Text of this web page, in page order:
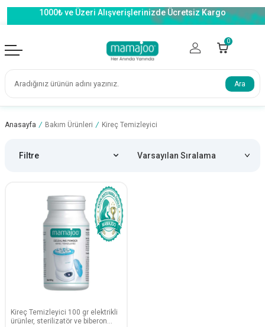
1000₺ ve Üzeri Alışverişlerinizde Ücretsiz Kargo
0
Ara
Anasayfa / Bakım Ürünleri / Kireç Temizleyici
Filtre
Kireç Temizleyici 100 gr elektrikli
ürünler, sterilizatör ve biberon